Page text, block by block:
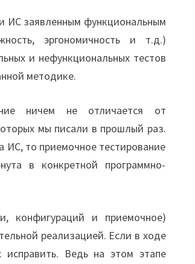
ИС заявленным функциональным
эргономичность и т.д.)
и нефункциональных тестов
методике.
ничем не отличается от
мы писали в прошлый раз.
ИС, то приемочное тестирование
в конкретной программно-
конфигураций и приемочное)
реализацией. Если в ходе
Ведь на этом этапе